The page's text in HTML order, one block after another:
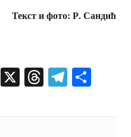
Текст и фото: Р. Сандић
Email
X Threads